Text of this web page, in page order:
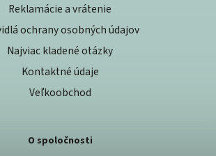
Reklamácie a vrátenie
ochrany osobných údajov
Najviac kladené otázky
Kontaktné údaje
Veľkoobchod
O spoločnosti